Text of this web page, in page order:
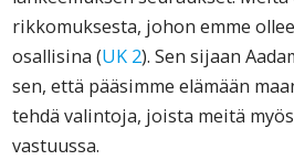
rikkomuksesta, johon emme
osallisina (UK 2). Sen sijaan
sen, että pääsimme elämään
tehdä valintoja, joista meitä
vastuussa.